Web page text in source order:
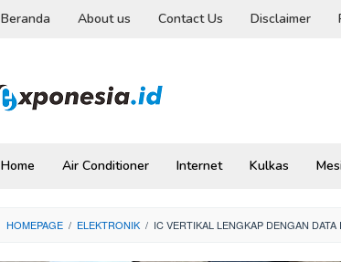
Beranda About us Contact Us Disclaimer
Home Air Conditioner Internet Kulkas
HOMEPAGE / ELEKTRONIK / IC VERTIKAL LENGKAP DENGAN DATA